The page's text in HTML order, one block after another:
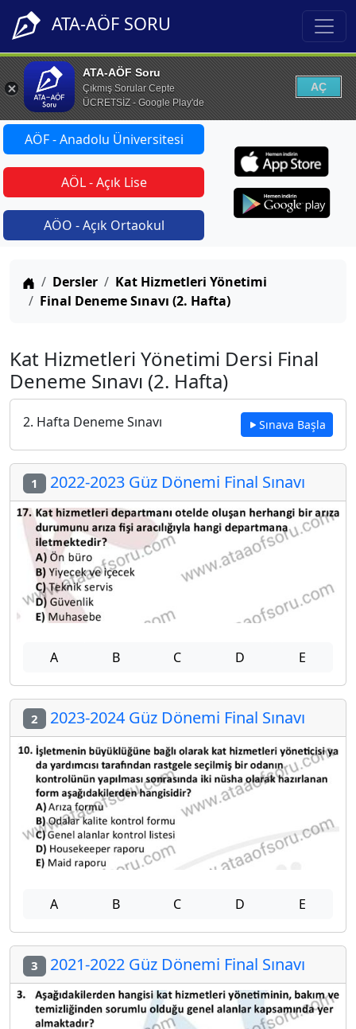
ATA-AÖF SORU
ATA-AÖF Soru
Çıkmış Sorular Cepte
ÜCRETSİZ - Google Play'de
AÇ
AÖF - Anadolu Üniversitesi
AÖL - Açık Lise
AÖO - Açık Ortaokul
Anasayfa
Dersler
Kat Hizmetleri Yönetimi
Final Deneme Sınavı (2. Hafta)
Kat Hizmetleri Yönetimi Dersi Final
Deneme Sınavı (2. Hafta)
2. Hafta Deneme Sınavı Sınava Başla
1 2022-2023 Güz Dönemi Final Sınavı
A B C D E
2 2023-2024 Güz Dönemi Final Sınavı
A B C D E
3 2021-2022 Güz Dönemi Final Sınavı